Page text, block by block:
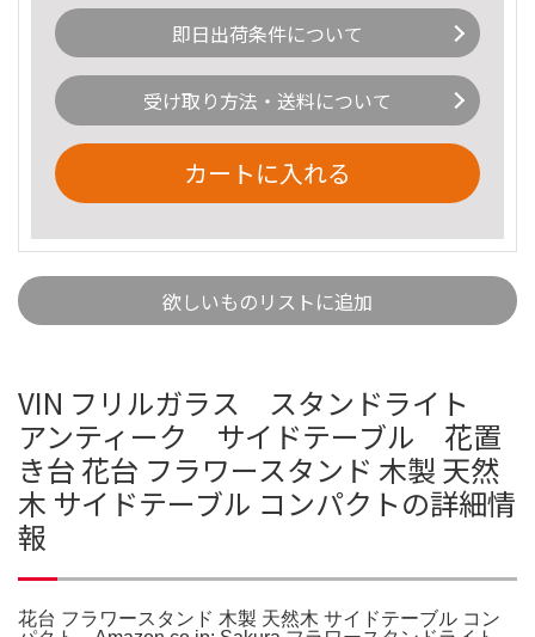
即日出荷条件について
受け取り方法・送料について
カートに入れる
欲しいものリストに追加
VIN フリルガラス スタンドライト
アンティーク サイドテーブル 花置
き台 花台 フラワースタンド 木製 天然
木 サイドテーブル コンパクトの詳細情
報
花台 フラワースタンド 木製 天然木 サイドテーブル コン